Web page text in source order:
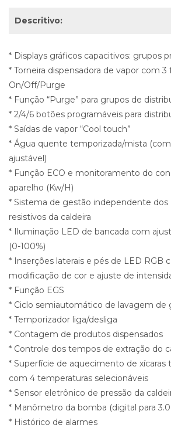
Descritivo:
* Displays gráficos capacitivos: grupos
* Torneira dispensadora de vapor com 3
On/Off/Purge
* Função “Purge” para grupos de
* 2/4/6 botões programáveis ​​para
* Saídas de vapor “Cool touch”
* Água quente temporizada/mista
ajustável)
* Função ECO e monitoramento do
aparelho (Kw/H)
* Sistema de gestão independente
resistivos da caldeira
* Iluminação LED de bancada com
(0-100%)
* Inserções laterais e pés de LED RGB
modificação de cor e ajuste de
* Função EGS
* Ciclo semiautomático de lavagem de
* Temporizador liga/desliga
* Contagem de produtos dispensados
* Controle dos tempos de extração do
* Superfície de aquecimento de xícaras
com 4 temperaturas selecionáveis
* Sensor eletrônico de pressão da
* Manômetro da bomba (digital para
* Histórico de alarmes